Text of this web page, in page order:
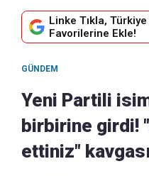
Linke Tıkla,
Favorilerine Ekle!
GÜNDEM
Yeni Partili
birbirine girdi!
ettiniz"